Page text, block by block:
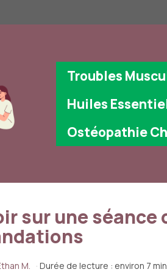
Troubles
Huiles
Ostéopathie
sur une
M. · Durée de lecture : environ 7